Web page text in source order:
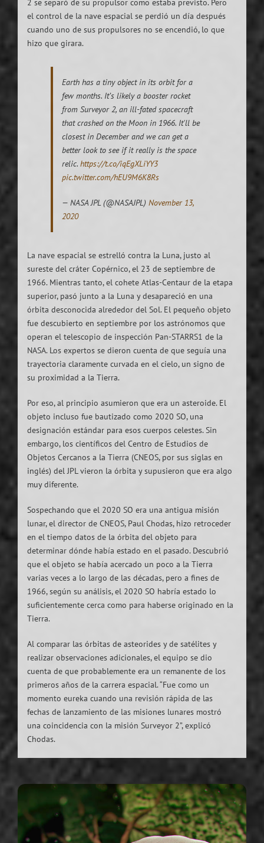
2 se separó de su propulsor como estaba previsto. Pero
el control de la nave espacial se perdió un día después
cuando uno de sus propulsores no se encendió, lo que
hizo que girara.
Earth has a tiny object in its orbit for a
few months. It’s likely a booster rocket
from Surveyor 2, an ill-fated spacecraft
that crashed on the Moon in 1966. It'll be
closest in December and we can get a
better look to see if it really is the space
relic. https://t.co/iqEgXLiYY3
pic.twitter.com/hEU9M6K8Rs
— NASA JPL (@NASAJPL) November 13,
2020
La nave espacial se estrelló contra la Luna, justo al
sureste del cráter Copérnico, el 23 de septiembre de
1966. Mientras tanto, el cohete Atlas-Centaur de la etapa
superior, pasó junto a la Luna y desapareció en una
órbita desconocida alrededor del Sol. El pequeño objeto
fue descubierto en septiembre por los astrónomos que
operan el telescopio de inspección Pan-STARRS1 de la
NASA. Los expertos se dieron cuenta de que seguía una
trayectoria claramente curvada en el cielo, un signo de
su proximidad a la Tierra.
Por eso, al principio asumieron que era un asteroide. El
objeto incluso fue bautizado como 2020 SO, una
designación estándar para esos cuerpos celestes. Sin
embargo, los científicos del Centro de Estudios de
Objetos Cercanos a la Tierra (CNEOS, por sus siglas en
inglés) del JPL vieron la órbita y supusieron que era algo
muy diferente.
Sospechando que el 2020 SO era una antigua misión
lunar, el director de CNEOS, Paul Chodas, hizo retroceder
en el tiempo datos de la órbita del objeto para
determinar dónde había estado en el pasado. Descubrió
que el objeto se había acercado un poco a la Tierra
varias veces a lo largo de las décadas, pero a fines de
1966, según su análisis, el 2020 SO habría estado lo
suficientemente cerca como para haberse originado en la
Tierra.
Al comparar las órbitas de asteorides y de satélites y
realizar observaciones adicionales, el equipo se dio
cuenta de que probablemente era un remanente de los
primeros años de la carrera espacial. “Fue como un
momento eureka cuando una revisión rápida de las
fechas de lanzamiento de las misiones lunares mostró
una coincidencia con la misión Surveyor 2”, explicó
Chodas.